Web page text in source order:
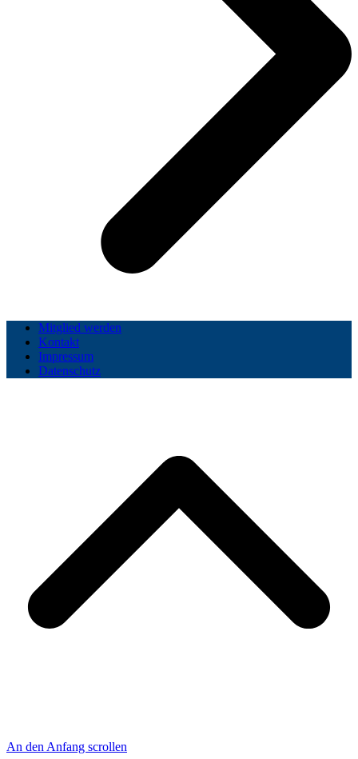
Mitglied werden
Kontakt
Impressum
Datenschutz
An den Anfang scrollen